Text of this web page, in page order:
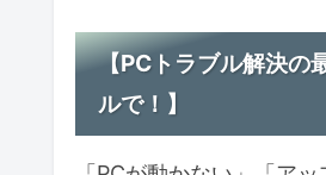
【PCトラブル解決の
ルで！】